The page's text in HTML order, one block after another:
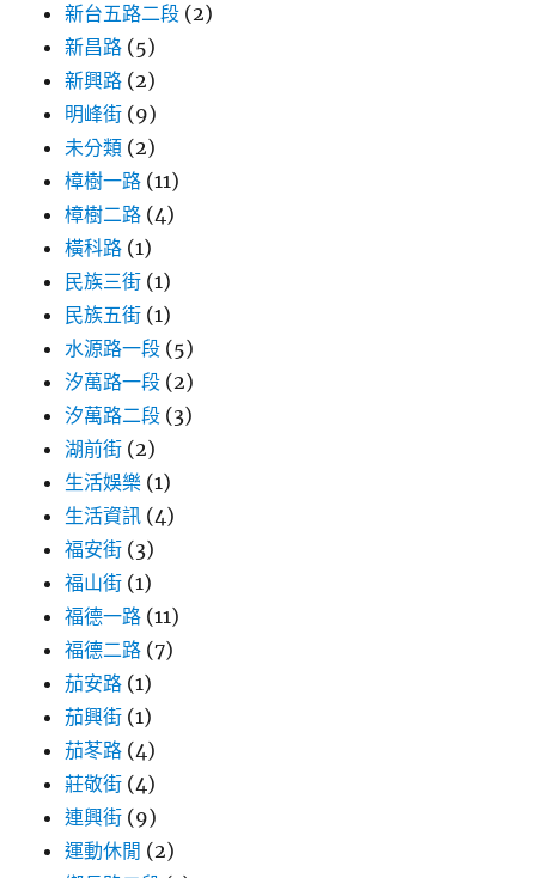
新台五路二段 (2)
新昌路 (5)
新興路 (2)
明峰街 (9)
未分類 (2)
樟樹一路 (11)
樟樹二路 (4)
橫科路 (1)
民族三街 (1)
民族五街 (1)
水源路一段 (5)
汐萬路一段 (2)
汐萬路二段 (3)
湖前街 (2)
生活娛樂 (1)
生活資訊 (4)
福安街 (3)
福山街 (1)
福德一路 (11)
福德二路 (7)
茄安路 (1)
茄興街 (1)
茄苳路 (4)
莊敬街 (4)
連興街 (9)
運動休閒 (2)